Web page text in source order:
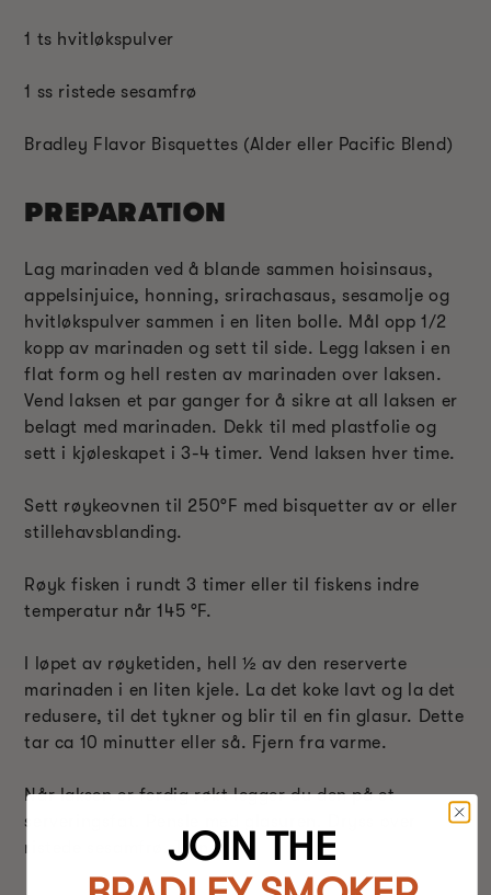
1 ts hvitløkspulver
1 ss ristede sesamfrø
Bradley Flavor Bisquettes (Alder eller Pacific Blend)
PREPARATION
Lag marinaden ved å blande sammen hoisinsaus,
appelsinjuice, honning, srirachasaus, sesamolje og
hvitløkspulver sammen i en liten bolle. Mål opp 1/2
kopp av marinaden og sett til side. Legg laksen i en
flat form og hell resten av marinaden over laksen.
Vend laksen et par ganger for å sikre at all laksen er
belagt med marinaden. Dekk til med plastfolie og
sett i kjøleskapet i 3-4 timer. Vend laksen hver time.
Sett røykeovnen til 250°F med bisquetter av or eller
stillehavsblanding.
Røyk fisken i rundt 3 timer eller til fiskens indre
temperatur når 145 °F.
I løpet av røyketiden, hell ½ av den reserverte
marinaden i en liten kjele. La det koke lavt og la det
redusere, til det tykner og blir til en fin glasur. Dette
tar ca 10 minutter eller så. Fjern fra varme.
Når laksen er ferdig røkt legger du den på et
serveringsfat. Pensle med glasuren. Dryss over
ristede sesamfrø. Tjene.JOIN THE